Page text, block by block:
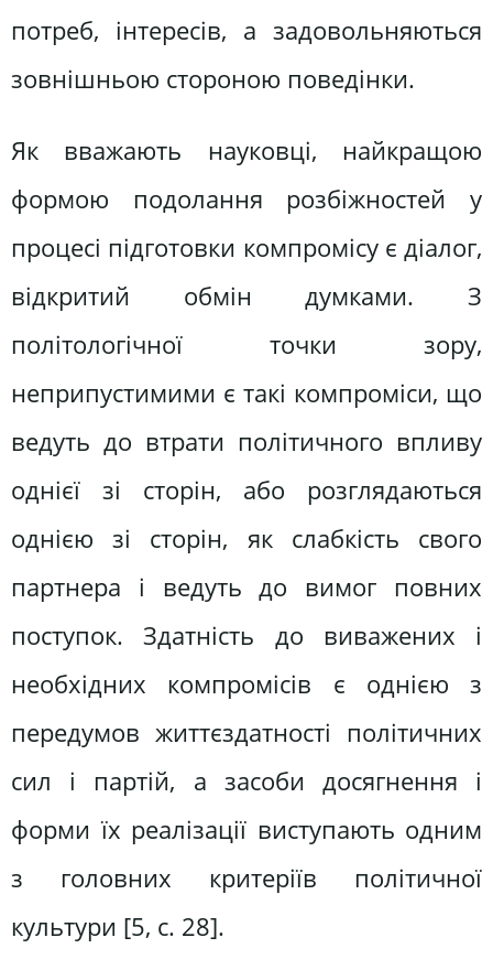
потреб, інтересів, а задовольняються
зовнішньою стороною поведінки.
Як вважають науковці, найкращою
формою подолання розбіжностей у
процесі підготовки компромісу є діалог,
відкритий обмін думками. З
політологічної точки зору,
неприпустимими є такі компроміси, що
ведуть до втрати політичного впливу
однієї зі сторін, або розглядаються
однією зі сторін, як слабкість свого
партнера і ведуть до вимог повних
поступок. Здатність до виважених і
необхідних компромісів є однією з
передумов життєздатності політичних
сил і партій, а засоби досягнення і
форми їх реалізації виступають одним
з головних критеріїв політичної
культури [5, c. 28].